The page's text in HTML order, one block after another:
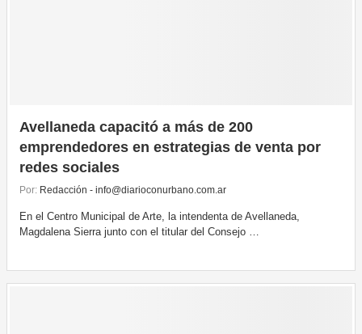
Avellaneda capacitó a más de 200
emprendedores en estrategias de venta por
redes sociales
Por: Redacción - info@diarioconurbano.com.ar
En el Centro Municipal de Arte, la intendenta de Avellaneda,
Magdalena Sierra junto con el titular del Consejo …